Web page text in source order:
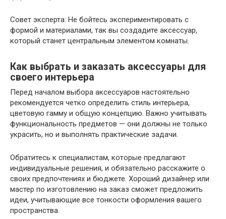
Совет эксперта: Не бойтесь экспериментировать с
формой и материалами, так вы создадите аксессуар,
который станет центральным элементом комнаты.
Как выбрать и заказать аксессуары для
своего интерьера
Перед началом выбора аксессуаров настоятельно
рекомендуется четко определить стиль интерьера,
цветовую гамму и общую концепцию. Важно учитывать
функциональность предметов — они должны не только
украсить, но и выполнять практические задачи.
Обратитесь к специалистам, которые предлагают
индивидуальные решения, и обязательно расскажите о
своих предпочтениях и бюджете. Хороший дизайнер или
мастер по изготовлению на заказ сможет предложить
идеи, учитывающие все тонкости оформления вашего
пространства.